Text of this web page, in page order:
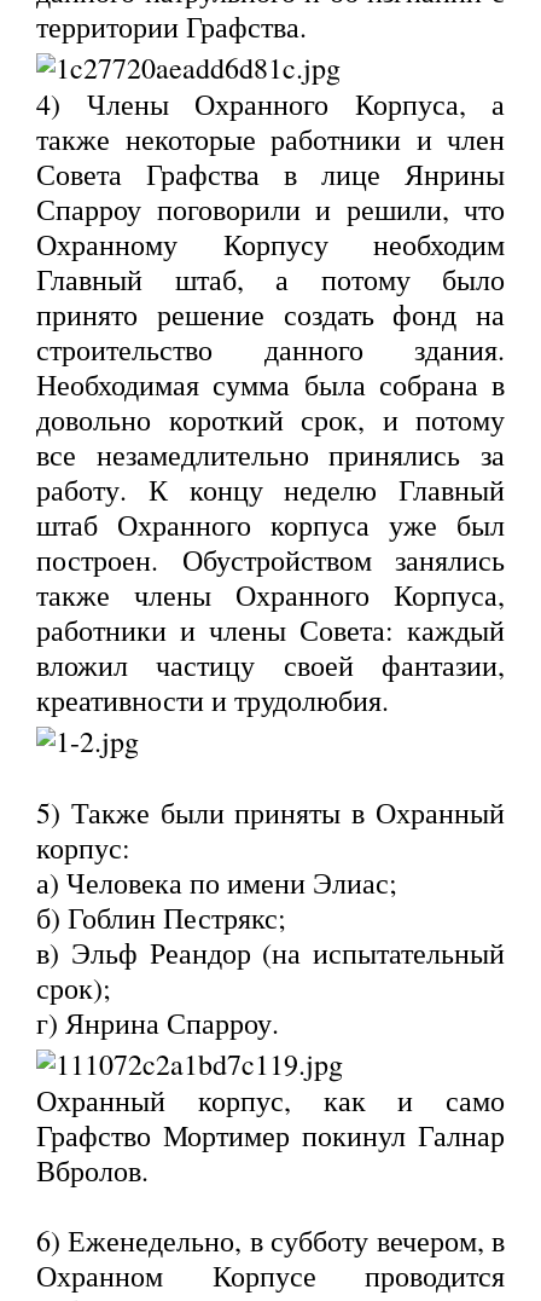
территории Графства.
4) Члены Охранного Корпуса, а
также некоторые работники и член
Совета Графства в лице Янрины
Спарроу поговорили и решили, что
Охранному Корпусу необходим
Главный штаб, а потому было
принято решение создать фонд на
строительство данного здания.
Необходимая сумма была собрана в
довольно короткий срок, и потому
все незамедлительно принялись за
работу. К концу неделю Главный
штаб Охранного корпуса уже был
построен. Обустройством занялись
также члены Охранного Корпуса,
работники и члены Совета: каждый
вложил частицу своей фантазии,
креативности и трудолюбия.
5) Также были приняты в Охранный
корпус:
а) Человека по имени Элиас;
б) Гоблин Пестрякс;
в) Эльф Реандор (на испытательный
срок);
г) Янрина Спарроу.
Охранный корпус, как и само
Графство Мортимер покинул Галнар
Вбролов.
6) Еженедельно, в субботу вечером, в
Охранном Корпусе проводится